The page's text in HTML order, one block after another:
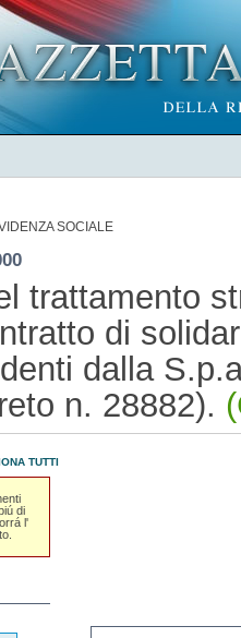
SOCIALE
trattamento
di
dalla
n. 28882).
TUTTI
di
l'